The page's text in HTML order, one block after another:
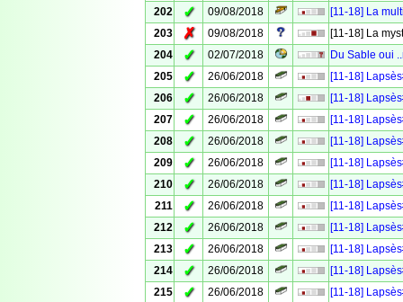
202
✓ 09/08/2018
[11-18] La
203
✗ 09/08/2018
[11-18] La
204
✓ 02/07/2018
Du Sable oui
205
✓ 26/06/2018
[11-18]
206
✓ 26/06/2018
[11-18]
207
✓ 26/06/2018
[11-18]
208
✓ 26/06/2018
[11-18]
209
✓ 26/06/2018
[11-18]
210
✓ 26/06/2018
[11-18]
211
✓ 26/06/2018
[11-18]
212
✓ 26/06/2018
[11-18]
213
✓ 26/06/2018
[11-18]
214
✓ 26/06/2018
[11-18]
215
✓ 26/06/2018
[11-18]